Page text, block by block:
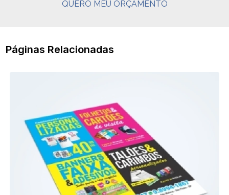
QUERO MEU ORÇAMENTO
Páginas Relacionadas